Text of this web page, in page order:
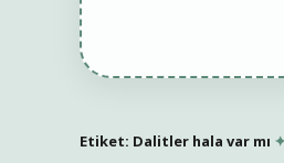
Etiket: Dalitler hala var mı